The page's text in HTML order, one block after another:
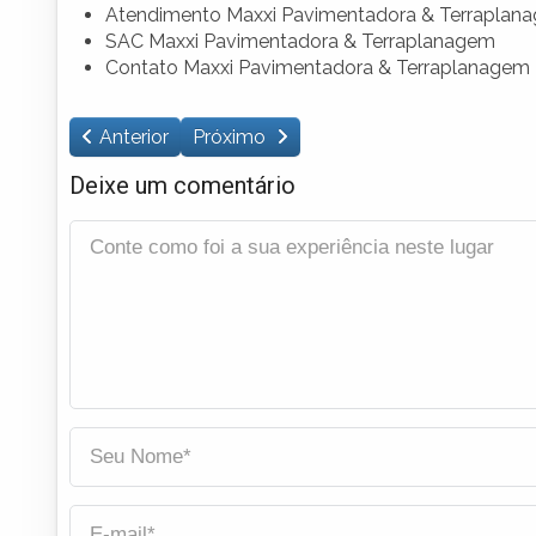
Atendimento Maxxi Pavimentadora &
SAC Maxxi Pavimentadora & Terraplanagem
Contato Maxxi Pavimentadora & Terraplanagem
Anterior Próximo
Deixe um comentário